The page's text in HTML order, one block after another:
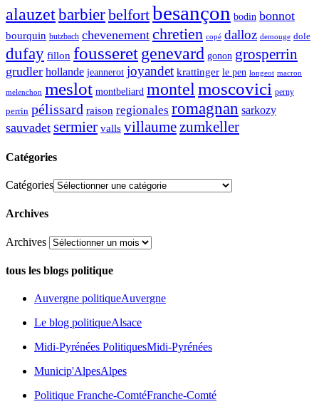
alauzetbarbierbelfortbesançon bodin bonnot
bourquin butzbach chevenement chretien copé dalloz demouge dole
dufay fillon fousseretgenevard gonon grosperrin
grudler hollande jeannerot joyandet krattinger le pen longeot macron
melenchon meslot montbeliard montel moscovici perny
perrin pélissard raison regionales romagnan sarkozy
sauvadet sermier valls villaume zumkeller
Catégories
Catégories
Archives
Archives
tous les blogs politique
Auvergne politiqueAuvergne
Le blog politiqueAlsace
Midi-Pyrénées PolitiquesMidi-Pyrénées
Municip'AlpesAlpes
Politique Franche-ComtéFranche-Comté